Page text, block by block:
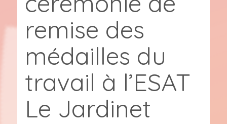
remise des
médailles du
travail à l’ESAT
Le Jardinet